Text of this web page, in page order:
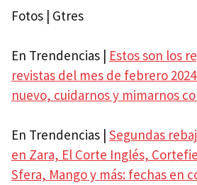
Fotos | Gtres
En Trendencias | Estos son los
revistas del mes de febrero
nuevo, cuidarnos y mimarnos
En Trendencias | Segundas
en Zara, El Corte Inglés,
Sfera, Mango y más: fechas en